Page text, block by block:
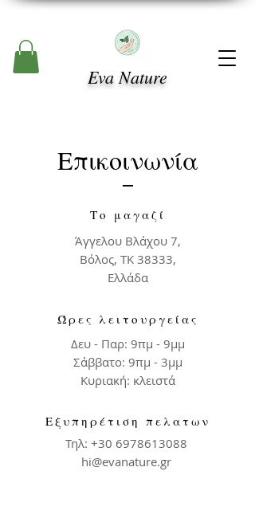
Eva Nature
Επικοινωνία
Το μαγαζί
Άγγελου Βλάχου 7,
Βόλος, TK 38333,
Ελλάδα
Ώρες λειτουργείας
Δευ - Παρ: 9πμ - 9μμ
Σάββατο: 9πμ - 3μμ
​Κυριακή: κλειστά
Εξυπηρέτιση πελατων
Τηλ: +30 6978613088
hi@evanature.gr